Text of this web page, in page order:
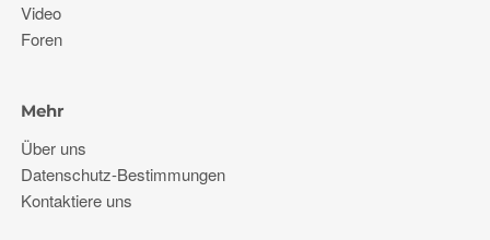
Video
Foren
Mehr
Über uns
Datenschutz-Bestimmungen
Kontaktiere uns